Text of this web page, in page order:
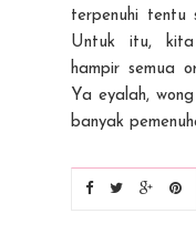
terpenuhi tentu
Untuk itu, kita
hampir semua
Ya eyalah,
banyak